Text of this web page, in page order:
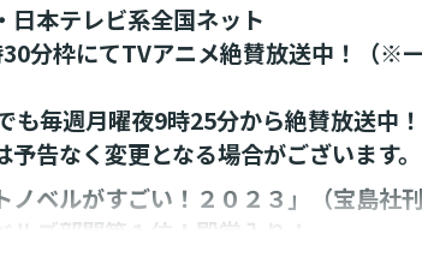
日本テレビ系全国ネット
分枠にてTVアニメ絶賛放送中！（※
も毎週月曜夜9時25分から絶賛放送中！
告なく変更となる場合がございます。
ノベルがすごい！２０２３」（宝島社刊
ルズ部門第１位！殿堂入り！